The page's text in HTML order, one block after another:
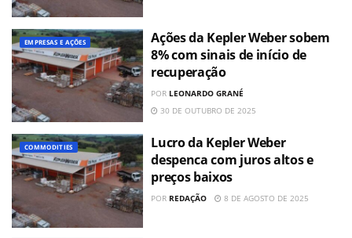
EMPRESAS E AÇÕES
Ações da Kepler Weber sobem
8% com sinais de início de
recuperação
POR LEONARDO GRANÉ
30 DE OUTUBRO DE 2025
COMMODITIES
Lucro da Kepler Weber
despenca com juros altos e
preços baixos
POR REDAÇÃO 8 DE AGOSTO DE 2025